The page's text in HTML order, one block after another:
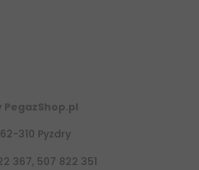
310 Pyzdry
367, 507 822 351